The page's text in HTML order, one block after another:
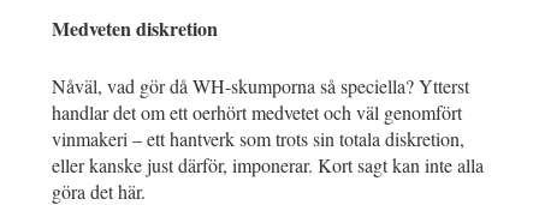
Medveten diskretion
Nåväl, vad gör då WH-skumporna så speciella? Ytterst
handlar det om ett oerhört medvetet och väl genomfört
vinmakeri – ett hantverk som trots sin totala diskretion,
eller kanske just därför, imponerar. Kort sagt kan inte alla
göra det här.